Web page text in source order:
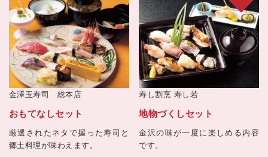
金澤玉寿司 総本店
おもてなしセット
厳選されたネタで握った寿司と
郷土料理が味わえます。
寿し割烹 寿し若
地物づくしセット
金沢の味が一度に楽しめる内容
です。